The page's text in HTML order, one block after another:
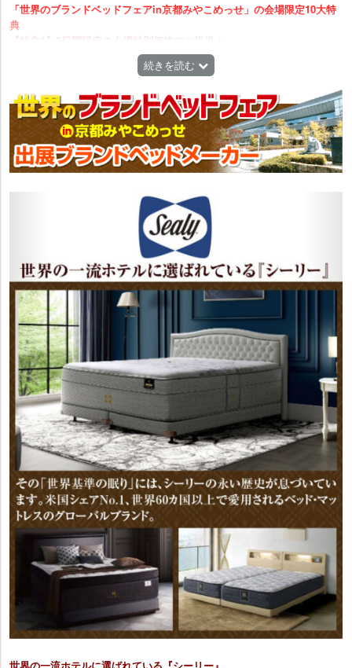
「世界のブランドベッドフェアin京都みやこめっせ」の会場限定10大特
典
【特典1】3日間限定の会場特別価格でご提供！
※展示品以外のカタログ商品も特別価格にてお買い求めいただけます。
金いたします。他社の数量限定品・展示処分品、またインターネット無
店舗販売は除きます。
【特典3】WEBお申し込みで会場特別価格から『割引クーポンでさらに
お買い得！』
※会場受付にてお渡しさせていただきます。
※対象のメーカー商品をお買上げに限ります。
【特典5】ベッド専用の『羽毛布団も特別価格で提供！』
※ベッドと合わせて寝心地をご体感ください。
【特典6】ベッドをお買い上げの方に『ベットパット同時購入10％割
引！』
※一部割引対象外の商品がございます。
【特典7】ベッドのお買い替えの方にご不要のベッドを無料で引取りいた
します！
●不用品のお引き取りにつきまして
ベッドをお買い替えのお客様はご不要のベッドを無料で処分させていた
だきます。
●お買上げと同一商品・同容量でお届けと同一家屋に限ります。
●商品お買上げ時にお申し出ください。
【特典8】特別ローンでお買得5回・10回・20回払い金利・手数料無料
●ボーナス一括・2回払いもできます。●当社指定のローン会社の契約と
なります。
【特典9】長期お預かりいたします！
ご新築、リフォーム、ご結婚の方に、お届けご希望日まで長期お預かり
いたします！ ※当社お預かりシステムにて承ります。詳しくは会場にて
ご相談ください。
【特典10】家具配達専門業者による配達・組立・設置いたします！！
近畿2府4県(大阪府･京都府･滋賀県･奈良県･兵庫県･和歌山県)と福井県･
三重県･岐阜県･愛知県の配達を、平日は1,100円(1軒)・土日祝日は2,200
円(1軒)で承ります。※設置条件により別途作業料金を頂戴する場合がご
ざいます。詳しくは会場にてご相談ください。
●お支払いは「現金」「特別ローン」「各種クレジットカード」をご利用
いただけます。
続きを読む